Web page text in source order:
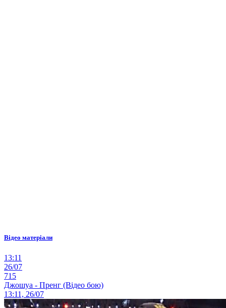
Відео матеріали
13:11
26/07
715
Джошуа - Пренг (Відео бою)
13:11, 26/07